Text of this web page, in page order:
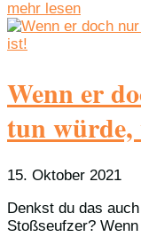
mehr lesen
Wenn er
tun
15. Oktober 2021
Denkst du das
Stoßseufzer?